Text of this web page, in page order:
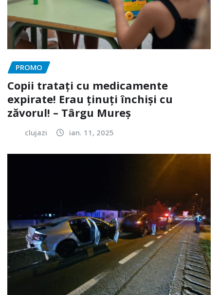
PROMO
Copii tratați cu medicamente
expirate! Erau ținuți închiși cu
zăvorul! – Târgu Mureș
clujazi ian. 11, 2025